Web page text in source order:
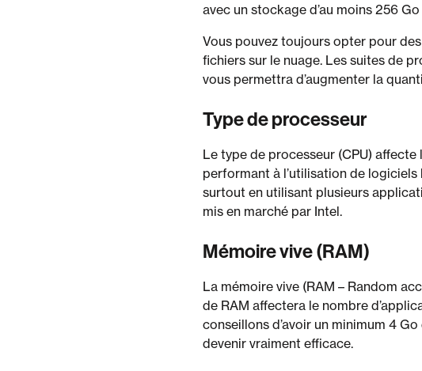
avec un stockage d’au moins 256
Vous pouvez toujours opter pour
fichiers sur le nuage. Les suites de
vous permettra d’augmenter la
Type de processeur
Le type de processeur (CPU)
performant à l’utilisation de
surtout en utilisant plusieurs
mis en marché par Intel.
Mémoire vive (RAM)
La mémoire vive (RAM – Random
de RAM affectera le nombre
conseillons d’avoir un minimum 4
devenir vraiment efficace.